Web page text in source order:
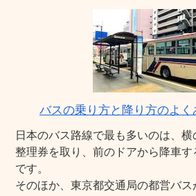
バスの乗り方と降り方のよ
日本のバス路線で最も多いのは、
整理券を取り、前のドアから降車
です。
そのほか、東京都交通局の都営バ